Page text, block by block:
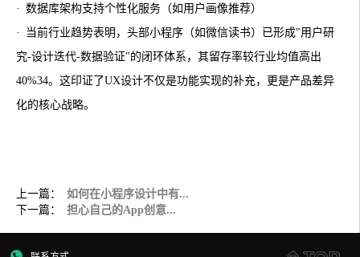
· 数据库架构支持个性化服务（如用户画像推荐）
· 当前行业趋势表明，头部小程序（如微信读书）已形成"用户研
究-设计迭代-数据验证"的闭环体系，其留存率较行业均值高出
40%‌34。这印证了UX设计不仅是功能实现的补充，更是产品差异
化的核心战略。
上一篇：
如何在小程序设计中有...
下一篇：
担心自己的App创意...